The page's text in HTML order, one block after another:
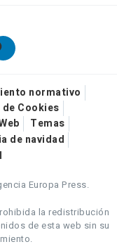
normativo
Cookies
Temas
de navidad
Europa Press.
la redistribución
de esta web sin su